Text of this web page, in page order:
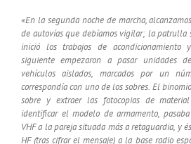
«En la segunda noche de marcha,
de autovías que debíamos vigilar; la patrulla
inició los trabajos de acondicionamiento
siguiente empezaron a pasar unidades
vehículos aislados, marcados por un
correspondía con uno de los sobres. El
sobre y extraer las fotocopias de
identificar el modelo de armamento,
VHF a la pareja situada más a retaguardia, y
HF (tras cifrar el mensaje) a la base radio